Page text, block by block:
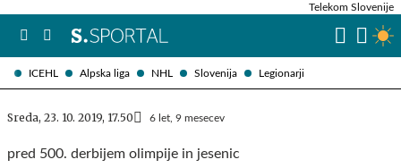
ICEHL Alpska liga NHL Slovenija Legionarji
Telekom Slovenije
Sreda, 23. 10. 2019, 17.50 6 let, 9 mesecev
pred 500. derbijem olimpije in jesenic